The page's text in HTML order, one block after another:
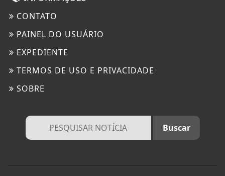
CONTATO
PAINEL DO USUÁRIO
EXPEDIENTE
TERMOS DE USO E PRIVACIDADE
SOBRE